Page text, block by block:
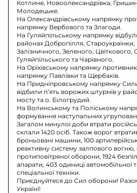
Котлине, Новоолександрівка,
Молодецьке.
На Олександрівському напрямку
напрямку Вербового та Злагоди.
На Гуляйпільському напрямку
районах Добропілля, Староукраїнки,
Залізничного, Зеленого, Цвіткового,
Гуляйпільського та Чарівного.
На Оріхівському напрямку противник
напрямку Павлівки та Щербаків.
На Придніпровському напрямку
відбили п’ять ворожих штурмів у
мосту та о. Білогрудий.
На Волинському та Поліському
формування наступальних
Загалом минулої доби втрати
склали 1420 осіб. Також ворог
броньовані машини, 100
реактивну систему залпового вогню,
протиповітряної оборони, 1924
апарати, 403 одиниці автомобільної
спеціальної техніки.
Приєднуйтеся до Сил оборони!
Україні!